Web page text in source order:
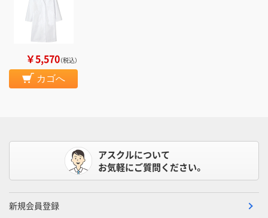
￥5,570（税込）
カゴへ
アスクルについて
お気軽にご質問ください。
新規会員登録